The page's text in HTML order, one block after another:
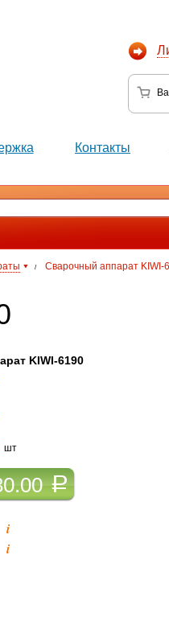
Контакты
/ Сварочный аппарат KIWI-
KIWI-6190
шт
a
i
i